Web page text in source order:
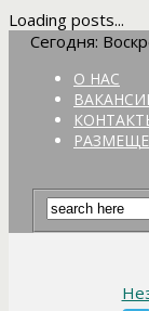
Loading posts...
Сегодня:
О НАС